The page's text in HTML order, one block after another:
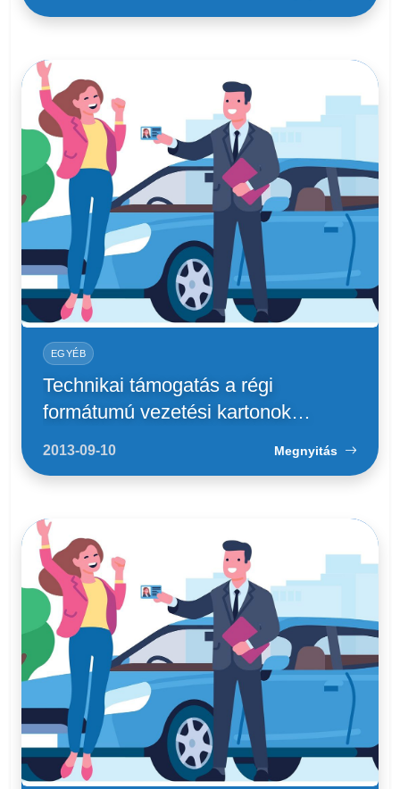
EGYÉB
Technikai támogatás a régi
formátumú vezetési kartonok
használatához
2013-09-10 Megnyitás